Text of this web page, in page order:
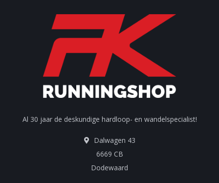
Al 30 jaar de deskundige hardloop- en wandelspecialist!
Dalwagen 43
6669 CB
Dodewaard